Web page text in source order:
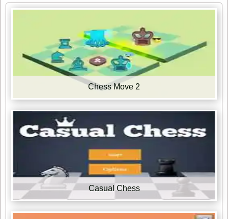
Chess Move 2
Casual Chess